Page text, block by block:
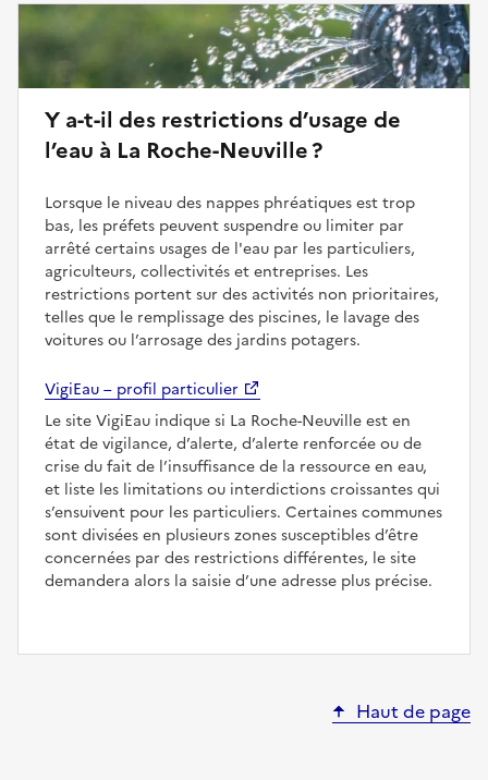
Y a-t-il des restrictions d’usage de
l’eau à La Roche-Neuville ?
Lorsque le niveau des nappes phréatiques est trop
bas, les préfets peuvent suspendre ou limiter par
arrêté certains usages de l'eau par les particuliers,
agriculteurs, collectivités et entreprises. Les
restrictions portent sur des activités non prioritaires,
telles que le remplissage des piscines, le lavage des
voitures ou l’arrosage des jardins potagers.
VigiEau – profil particulier
Le site VigiEau indique si La Roche-Neuville est en
état de vigilance, d’alerte, d’alerte renforcée ou de
crise du fait de l’insuffisance de la ressource en eau,
et liste les limitations ou interdictions croissantes qui
s’ensuivent pour les particuliers. Certaines communes
sont divisées en plusieurs zones susceptibles d’être
concernées par des restrictions différentes, le site
demandera alors la saisie d’une adresse plus précise.
Haut de page